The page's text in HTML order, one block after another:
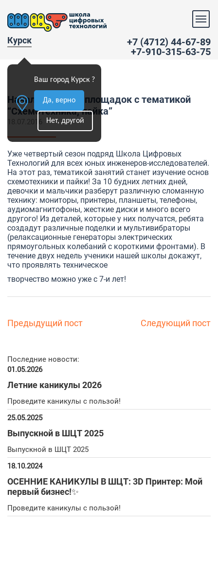
Курск
Ваш город Курск ?
Да, верно
Нет, другой
+7 (4712) 44-67-89
+7-910-315-63-75
Начало 4 сезона площадок с тематикой
“Схемотехника, пайка”
18.07.2016
Уже четвертый сезон подряд Школа Цифровых
Технологий для всех юных инженеров-исследователей.
На этот раз, тематикой занятий станет изучение основ
схемотехники и пайки! За 10 будних летних дней,
девочки и мальчики разберут различную сломанную
технику: мониторы, принтеры, планшеты, телефоны,
аудиомагнитофоны, жесткие диски и много всего
другого! Из деталей, которые у них получатся, ребята
создадут различные поделки и мультивибраторы
(релаксационные генераторы электрических
прямоугольных колебаний с короткими фронтами). В
течение двух недель ученики нашей школы докажут,
что проявлять техническое
творчество можно уже с 7-и лет!
Предыдущий пост Следующий пост
Последние новости:
01.05.2026
Летние каникулы 2026
Проведите каникулы с пользой!
25.05.2025
Выпускной в ШЦТ 2025
Выпускной в ШЦТ 2025
18.10.2024
ОСЕННИЕ КАНИКУЛЫ В ШЦТ: 3D Принтер: Мой
первый бизнес!✨
Проведите каникулы с пользой!